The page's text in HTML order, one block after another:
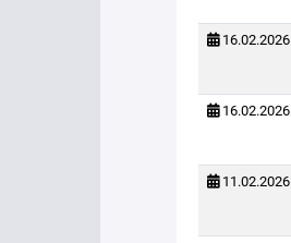
16.02.2026
16.02.2026
11.02.2026